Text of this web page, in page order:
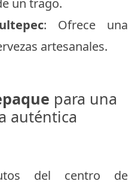
un trago.
: Ofrece una
artesanales.
para una
auténtica
del centro de